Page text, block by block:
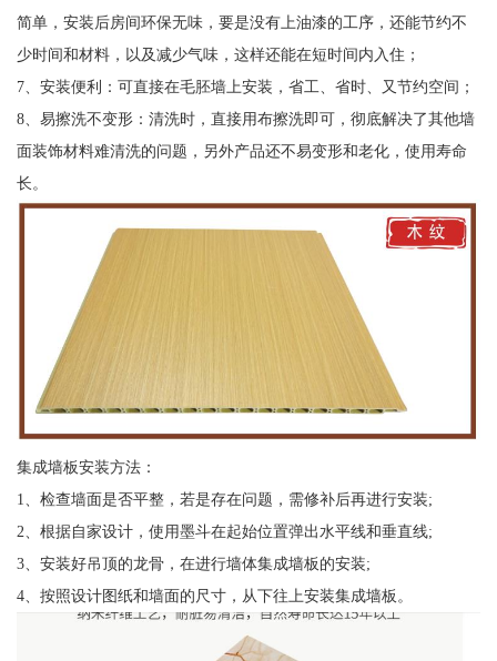
简单，安装后房间环保无味，要是没有上油漆的工序，还能节约不
少时间和材料，以及减少气味，这样还能在短时间内入住；
7、安装便利：可直接在毛胚墙上安装，省工、省时、又节约空间；
8、易擦洗不变形：清洗时，直接用布擦洗即可，彻底解决了其他墙
面装饰材料难清洗的问题，另外产品还不易变形和老化，使用寿命
长。
集成墙板安装方法：
1、检查墙面是否平整，若是存在问题，需修补后再进行安装;
2、根据自家设计，使用墨斗在起始位置弹出水平线和垂直线;
3、安装好吊顶的龙骨，在进行墙体集成墙板的安装;
4、按照设计图纸和墙面的尺寸，从下往上安装集成墙板。